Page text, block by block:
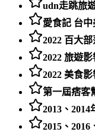
udn走跳旅
愛食記 台
2022 百大
2022 旅遊
2022 美食
第一屆痞客
2013、
2015、2016